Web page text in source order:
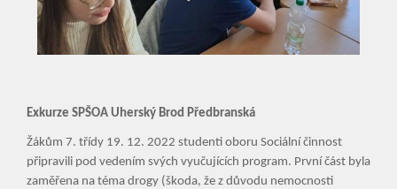
Exkurze SPŠOA Uherský Brod Předbranská
Žákům 7. třídy 19. 12. 2022 studenti oboru Sociální činnost
připravili pod vedením svých vyučujících program. První část byla
zaměřena na téma drogy (škoda, že z důvodu nemocnosti